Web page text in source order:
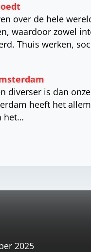
over de hele
waardoor zowel
Thuis werken,
diverser is dan
heeft het
het…
2025